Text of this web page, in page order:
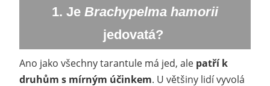
1. Je Brachypelma hamorii
jedovatá?
Ano jako všechny tarantule má jed, ale patří k
druhům s mírným účinkem. U většiny lidí vyvolá